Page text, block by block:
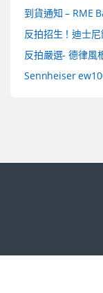
到貨通知 – RME
反拍招生！迪士
反拍嚴選- 德律
Sennheiser